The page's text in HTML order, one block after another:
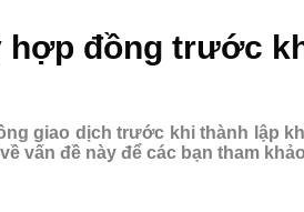
đồng trước
giao dịch trước khi thành lập
vấn đề này để các bạn tham